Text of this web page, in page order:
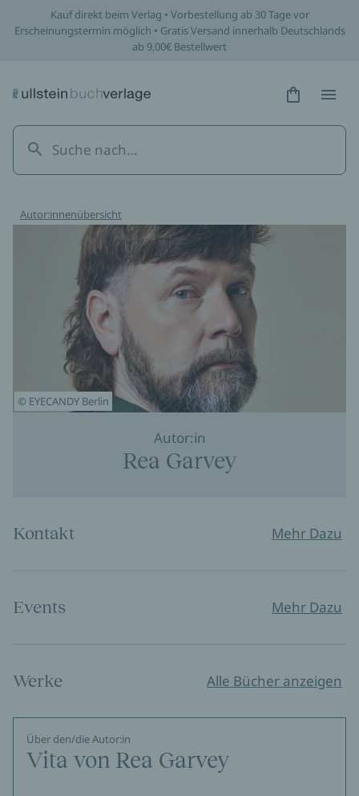
Kauf direkt beim Verlag • Vorbestellung ab 30 Tage vor
Erscheinungstermin möglich • Gratis Versand innerhalb Deutschlands
ab 9,00€ Bestellwert
Hidden
Autor:innenübersicht
© EYECANDY Berlin
Autor:in
Rea Garvey
Kontakt Mehr Dazu
Events Mehr Dazu
Werke Alle Bücher anzeigen
Über den/die Autor:in
Vita von Rea Garvey